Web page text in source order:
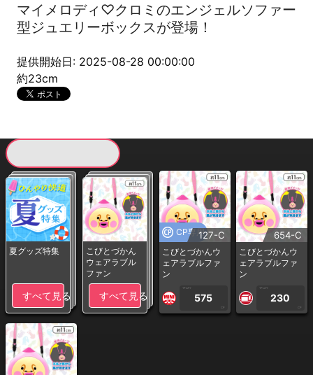
マイメロディ♡クロミのエンジェルソファー
型ジュエリーボックスが登場！
提供開始日: 2025-08-28 00:00:00
約23cm
夏グッズ特集
すべて見る
こびとづかん
ウェアラブル
ファン
すべて見る
CP専用127-C
こびとづかんウ
ェアラブルファ
ン
1PLAY
575
CP
654-C
こびとづかんウ
ェアラブルファ
ン
1PLAY
230
CP